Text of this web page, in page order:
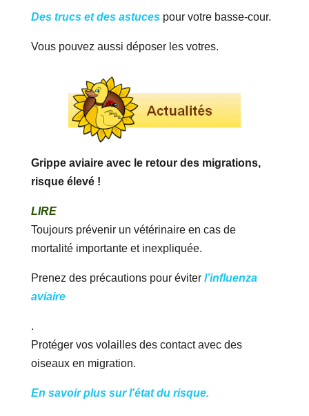
Des trucs et des astucespour votre basse-cour.
Vous pouvez aussi déposer les votres.
Grippe aviaire avec le retour des migrations,
risque élevé !
LIRE
Toujours prévenir un vétérinaire en cas de
mortalité importante et inexpliquée.
Prenez des précautions pour éviter l’influenza
aviaire
.
Protéger vos volailles des contact avec des
oiseaux en migration.
En savoir plus sur l'état du risque.